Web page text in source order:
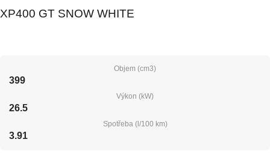
XP400 GT SNOW WHITE
Objem (cm3)
399
Výkon (kW)
26.5
Spotřeba (l/100 km)
3.91